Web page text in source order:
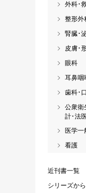
外科･
整形外
腎臓･
皮膚･
眼科
耳鼻咽
歯科･
公衆衛
計･法
医学一
看護
近刊書一覧
シリーズか